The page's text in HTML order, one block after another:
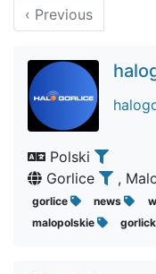
‹ Previous
Polski
Gorlice
,
gorlice news
malopolskie